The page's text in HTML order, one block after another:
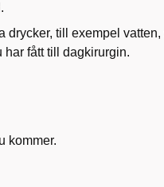
drycker, till exempel vatten,
har fått till dagkirurgin.
kommer.